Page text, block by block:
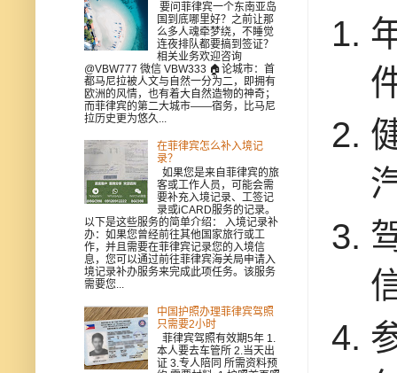
要问菲律宾一个东南亚岛
国到底哪里好？之前让那
么多人魂牵梦绕，不睡觉
连夜排队都要搞到签证？
相关业务欢迎咨询
@VBW777 微信 VBW333 🏠论城市：首
都马尼拉被人文与自然一分为二，即拥有
欧洲的风情，也有着大自然造物的神奇；
而菲律宾的第二大城市——宿务，比马尼
拉历史更为悠久...
在菲律宾怎么补入境记
录？
如果您是来自菲律宾的旅
客或工作人员，可能会需
要补充入境记录、工签记
录或iCARD服务的记录。
以下是这些服务的简单介绍： 入境记录补
办：如果您曾经前往其他国家旅行或工
作，并且需要在菲律宾记录您的入境信
息，您可以通过前往菲律宾海关局申请入
境记录补办服务来完成此项任务。该服务
需要您...
中国护照办理菲律宾驾照
只需要2小时
菲律宾驾照有效期5年 1.
本人要去车管所 2.当天出
证 3.专人陪同 所需资料预